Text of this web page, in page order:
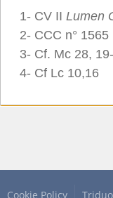
1- CV II Lumen
2- CCC n° 1565
3- Cf. Mc 28,
4- Cf Lc 10,16
Cookie Policy